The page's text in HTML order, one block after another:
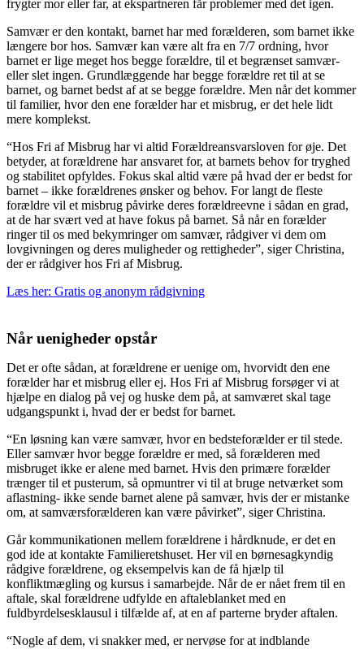
frygter mor eller far, at ekspartneren får problemer med det igen.
Samvær er den kontakt, barnet har med forælderen, som barnet ikke
længere bor hos. Samvær kan være alt fra en 7/7 ordning, hvor
barnet er lige meget hos begge forældre, til et begrænset samvær-
eller slet ingen. Grundlæggende har begge forældre ret til at se
barnet, og barnet bedst af at se begge forældre. Men når det kommer
til familier, hvor den ene forælder har et misbrug, er det hele lidt
mere komplekst.
“Hos Fri af Misbrug har vi altid Forældreansvarsloven for øje. Det
betyder, at forældrene har ansvaret for, at barnets behov for tryghed
og stabilitet opfyldes. Fokus skal altid være på hvad der er bedst for
barnet – ikke forældrenes ønsker og behov. For langt de fleste
forældre vil et misbrug påvirke deres forældreevne i sådan en grad,
at de har svært ved at have fokus på barnet. Så når en forælder
ringer til os med bekymringer om samvær, rådgiver vi dem om
lovgivningen og deres muligheder og rettigheder”, siger Christina,
der er rådgiver hos Fri af Misbrug.
Læs her: Gratis og anonym rådgivning
Når uenigheder opstår
Det er ofte sådan, at forældrene er uenige om, hvorvidt den ene
forælder har et misbrug eller ej. Hos Fri af Misbrug forsøger vi at
hjælpe en dialog på vej og huske dem på, at samværet skal tage
udgangspunkt i, hvad der er bedst for barnet.
“En løsning kan være samvær, hvor en bedsteforælder er til stede.
Eller samvær hvor begge forældre er med, så forælderen med
misbruget ikke er alene med barnet. Hvis den primære forælder
trænger til et pusterum, så opmuntrer vi til at bruge netværket som
aflastning- ikke sende barnet alene på samvær, hvis der er mistanke
om, at samværsforælderen kan være påvirket”, siger Christina.
Går kommunikationen mellem forældrene i hårdknude, er det en
god ide at kontakte Familieretshuset. Her vil en børnesagkyndig
rådgive forældrene, og eksempelvis kan de få hjælp til
konfliktmægling og kursus i samarbejde. Når de er nået frem til en
aftale, skal forældrene udfylde en aftaleblanket med en
fuldbyrdelsesklausul i tilfælde af, at en af parterne bryder aftalen.
“Nogle af dem, vi snakker med, er nervøse for at indblande